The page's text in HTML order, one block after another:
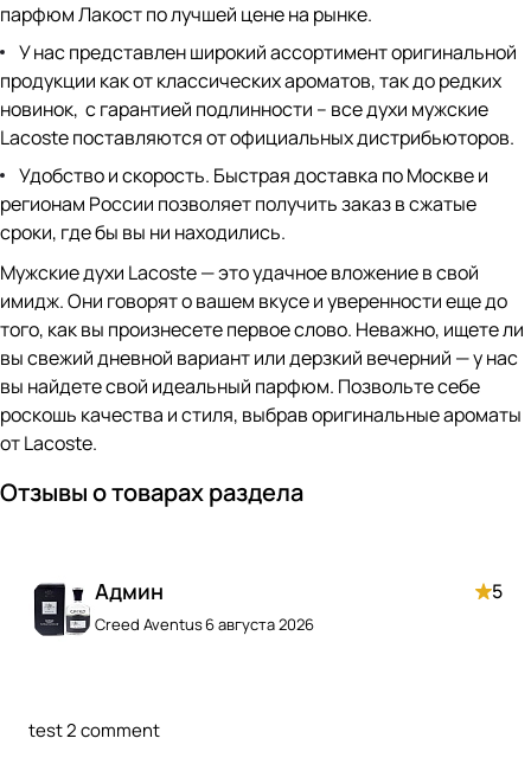
парфюм Лакост по лучшей цене на рынке.
У нас представлен широкий ассортимент оригинальной
продукции как от классических ароматов, так до редких
новинок, с гарантией подлинности – все духи мужские
Lacoste поставляются от официальных дистрибьюторов.
Удобство и скорость. Быстрая доставка по Москве и
регионам России позволяет получить заказ в сжатые
сроки, где бы вы ни находились.
Мужские духи Lacoste — это удачное вложение в свой
имидж. Они говорят о вашем вкусе и уверенности еще до
того, как вы произнесете первое слово. Неважно, ищете ли
вы свежий дневной вариант или дерзкий вечерний — у нас
вы найдете свой идеальный парфюм. Позвольте себе
роскошь качества и стиля, выбрав оригинальные ароматы
от Lacoste.
Отзывы о товарах раздела
Админ 5
Creed Aventus6 августа 2026
test 2 comment